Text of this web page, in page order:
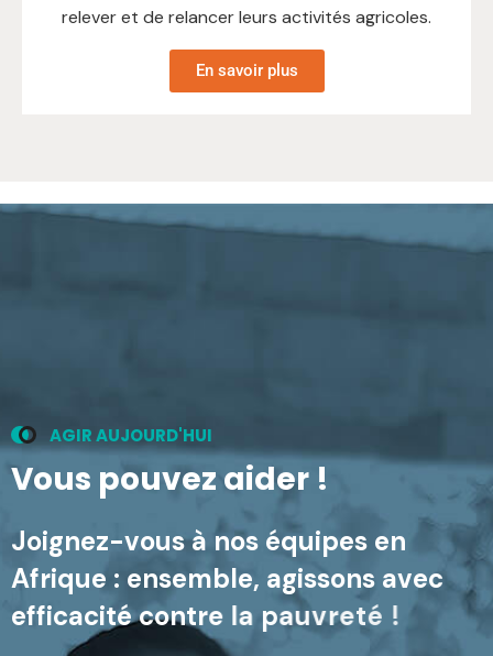
relever et de relancer leurs activités agricoles.
En savoir plus
AGIRAUJOURD'HUI
Vous pouvez aider !
Joignez-vousà nos équipes en
Afrique : ensemble, agissons avec
efficacitécontre la pauvreté